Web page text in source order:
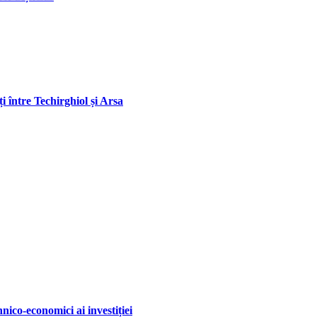
între Techirghiol și Arsa
economici ai investiției